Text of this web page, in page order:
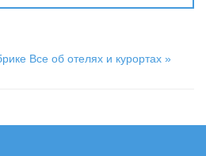
Все об отелях и курортах »